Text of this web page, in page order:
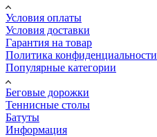
Условия оплаты
Условия доставки
Гарантия на товар
Политика конфиденциальности
Популярные категории
Беговые дорожки
Теннисные столы
Батуты
Информация